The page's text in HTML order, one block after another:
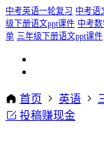
中考英语一轮复习 中考语
级下册语文ppt课件 中考
单 三年级下册语文ppt课件
首页 英语
投稿赚现金